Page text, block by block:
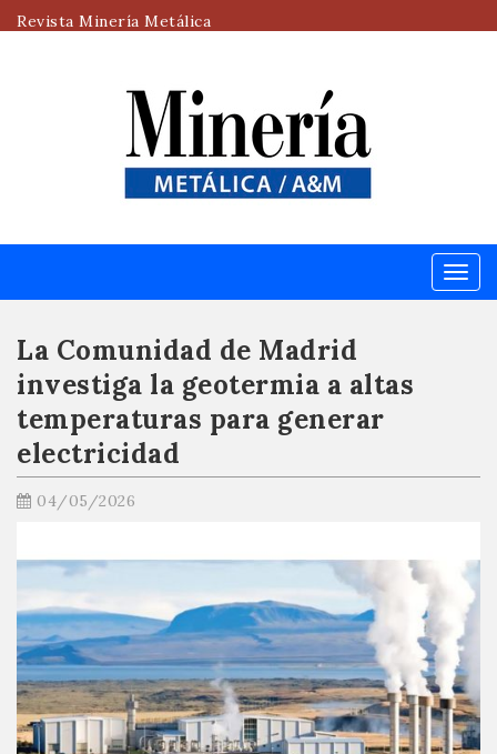
Revista Minería Metálica
Menú
La Comunidad de Madrid
investiga la geotermia a altas
temperaturas para generar
electricidad
04/05/2026